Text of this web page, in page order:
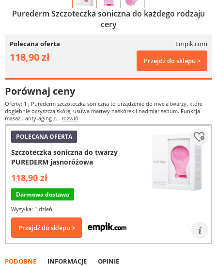
Purederm Szczoteczka soniczna do każdego rodzaju
cery
Polecana oferta Empik.com
118,90 zł Przejdź do sklepu >
Porównaj ceny
Oferty: 1 , Purederm szczoteczka soniczna to urządzenie do mycia twarzy, które
dogłębnie oczyszcza skórę, usuwa martwy naskórek i nadmiar sebum. Funkcja
masażu anty-aging z... rozwiń
POLECANA OFERTA
Szczoteczka soniczna do twarzy
PUREDERM jasnoróżowa
118,90 zł
Darmowa dostawa
Wysyłka: 1 dzień
Przejdź do sklepu >
PODOBNE INFORMACJE OPINIE